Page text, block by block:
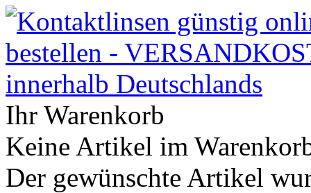
Ihr Warenkorb
Keine Artikel im
Der gewünschte Artikel